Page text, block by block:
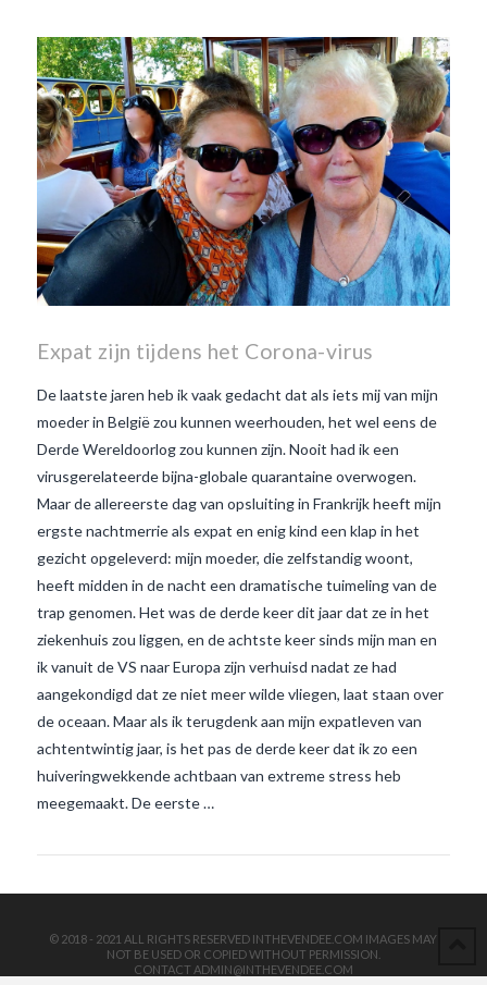
Expat zijn tijdens het Corona-virus
De laatste jaren heb ik vaak gedacht dat als iets mij van mijn
moeder in België zou kunnen weerhouden, het wel eens de
Derde Wereldoorlog zou kunnen zijn. Nooit had ik een
virusgerelateerde bijna-globale quarantaine overwogen.
Maar de allereerste dag van opsluiting in Frankrijk heeft mijn
ergste nachtmerrie als expat en enig kind een klap in het
gezicht opgeleverd: mijn moeder, die zelfstandig woont,
heeft midden in de nacht een dramatische tuimeling van de
trap genomen. Het was de derde keer dit jaar dat ze in het
ziekenhuis zou liggen, en de achtste keer sinds mijn man en
ik vanuit de VS naar Europa zijn verhuisd nadat ze had
aangekondigd dat ze niet meer wilde vliegen, laat staan over
de oceaan. Maar als ik terugdenk aan mijn expatleven van
achtentwintig jaar, is het pas de derde keer dat ik zo een
huiveringwekkende achtbaan van extreme stress heb
meegemaakt. De eerste …
© 2018 - 2021 ALL RIGHTS RESERVED INTHEVENDEE.COM IMAGES MAY
NOT BE USED OR COPIED WITHOUT PERMISSION.
CONTACT ADMIN@INTHEVENDEE.COM